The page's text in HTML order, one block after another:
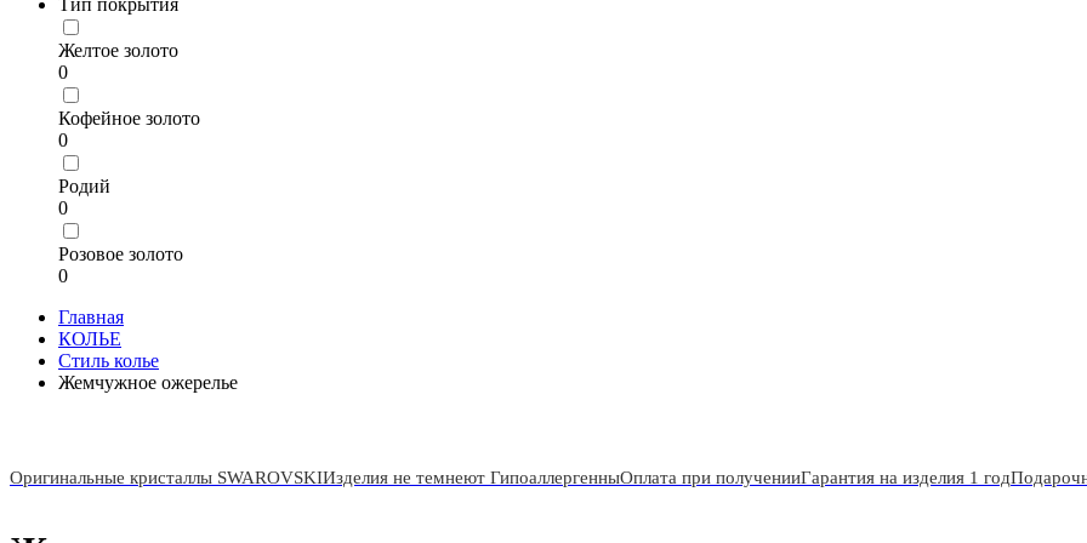
Тип покрытия
Желтое золото
0
Кофейное золото
0
Родий
0
Розовое золото
0
Главная
КОЛЬЕ
Стиль колье
Жемчужное ожерелье
Оригинальные кристаллы SWAROVSKIИзделия не темнеют ГипоаллергенныОплата при полученииГарантия на изделия 1 год